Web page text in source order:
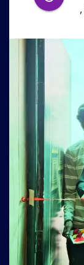
,